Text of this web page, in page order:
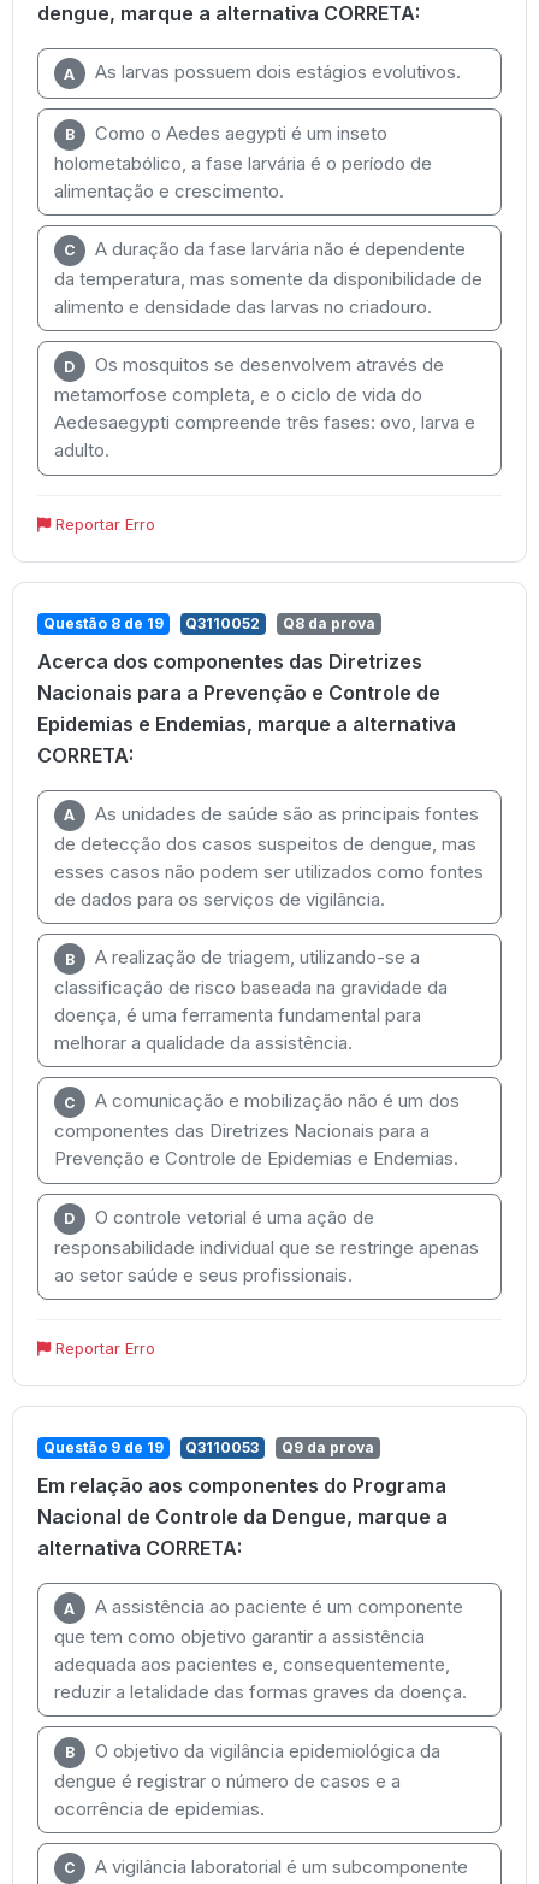
dengue, marque a alternativa CORRETA:
A As larvas possuem dois estágios evolutivos.
B
Como o Aedes aegypti é um inseto
holometabólico, a fase larvária é o período de
alimentação e crescimento.
C
A duração da fase larvária não é dependente
da temperatura, mas somente da disponibilidade de
alimento e densidade das larvas no criadouro.
D
Os mosquitos se desenvolvem através de
metamorfose completa, e o ciclo de vida do
Aedesaegypti compreende três fases: ovo, larva e
adulto.
Reportar Erro
Questão 8 de 19 Q3110052 Q8 da prova
Acerca dos componentes das Diretrizes
Nacionais para a Prevenção e Controle de
Epidemias e Endemias, marque a alternativa
CORRETA:
A
As unidades de saúde são as principais fontes
de detecção dos casos suspeitos de dengue, mas
esses casos não podem ser utilizados como fontes
de dados para os serviços de vigilância.
B
A realização de triagem, utilizando-se a
classificação de risco baseada na gravidade da
doença, é uma ferramenta fundamental para
melhorar a qualidade da assistência.
C
A comunicação e mobilização não é um dos
componentes das Diretrizes Nacionais para a
Prevenção e Controle de Epidemias e Endemias.
D
O controle vetorial é uma ação de
responsabilidade individual que se restringe apenas
ao setor saúde e seus profissionais.
Reportar Erro
Questão 9 de 19 Q3110053 Q9 da prova
Em relação aos componentes do Programa
Nacional de Controle da Dengue, marque a
alternativa CORRETA:
A
A assistência ao paciente é um componente
que tem como objetivo garantir a assistência
adequada aos pacientes e, consequentemente,
reduzir a letalidade das formas graves da doença.
B
O objetivo da vigilância epidemiológica da
dengue é registrar o número de casos e a
ocorrência de epidemias.
C
A vigilância laboratorial é um subcomponente